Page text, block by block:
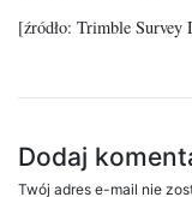
[źródło: Trimble
Dodaj
Twój adres e-mail nie